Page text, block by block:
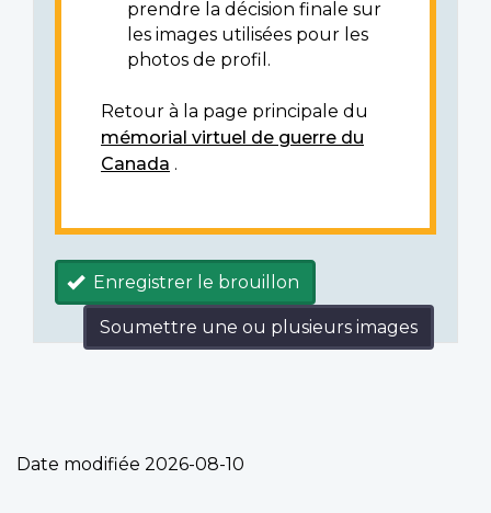
prendre la décision finale sur
les images utilisées pour les
photos de profil.
Retour à la page principale du
mémorial virtuel de guerre du
Canada .
Enregistrer le brouillon
Soumettre une ou plusieurs images
Date modifiée 2026-08-10